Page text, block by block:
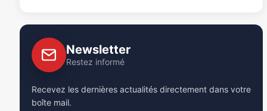
Newsletter
Restez informé
Recevez les dernières actualités directement dans votre
boîte mail.